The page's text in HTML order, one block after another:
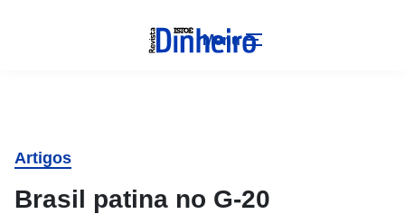
Menu
Artigos
Brasil patina no G-20